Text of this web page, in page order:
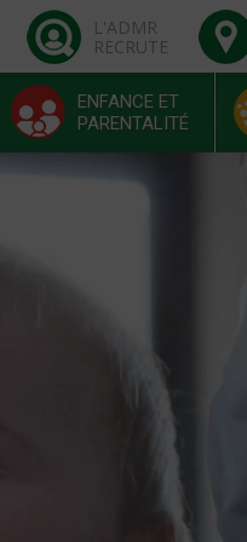
L'ADMR
RECRUTE
ENFANCE ET
PARENTALITÉ